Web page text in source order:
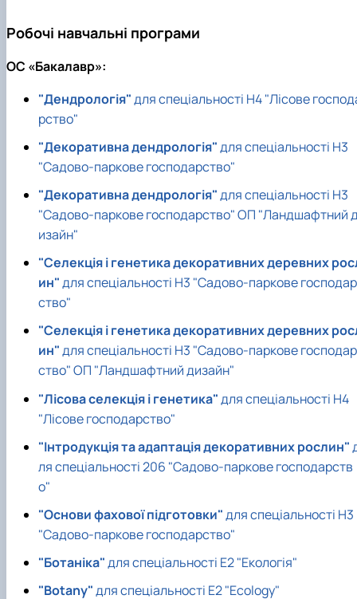
Робочі навчальні програми
ОC «Бакалавр»:
"Дендрологія"для спеціальності Н4 "Лісове
рство"
"Декоративна дендрологія"для спеціальності Н3
"Садово-паркове господарство"
"Декоративна дендрологія"для спеціальності Н3
"Садово-паркове господарство" ОП "Ландшафтний
изайн"
"Селекція і генетика декоративних деревних
ин"для спеціальності Н3 "Садово-паркове господар
ство"
"Селекція і генетика декоративних деревних
ин"для спеціальності Н3 "Садово-паркове господар
ство" ОП "Ландшафтний дизайн"
"Лісова селекція і генетика"для спеціальності Н4
"Лісове господарство"
"Інтродукція та адаптація декоративних рослин"
ля спеціальності 206 "Садово-паркове господарств
о"
"Основи фахової підготовки"для спеціальності Н3
"Садово-паркове господарство"
"Ботаніка"для спеціальності Е2 "Екологія"
"Botany"для спеціальності Е2 "Ecology"